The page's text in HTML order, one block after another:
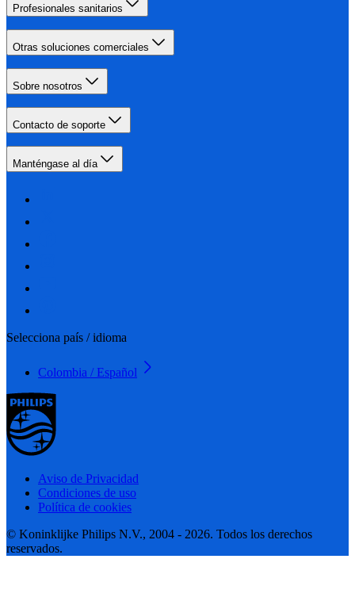
Profesionales sanitarios
Otras soluciones comerciales
Sobre nosotros
Contacto de soporte
Manténgase al día
Selecciona país / idioma
Colombia / Español
Aviso de Privacidad
Condiciones de uso
Política de cookies
© Koninklijke Philips N.V., 2004 - 2026. Todos los derechos
reservados.